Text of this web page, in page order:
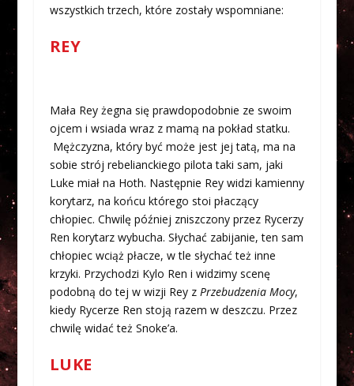
wszystkich trzech, które zostały wspomniane:
REY
Mała Rey żegna się prawdopodobnie ze swoim
ojcem i wsiada wraz z mamą na pokład statku.
Mężczyzna, który być może jest jej tatą, ma na
sobie strój rebelianckiego pilota taki sam, jaki
Luke miał na Hoth. Następnie Rey widzi kamienny
korytarz, na końcu którego stoi płaczący
chłopiec. Chwilę później zniszczony przez Rycerzy
Ren korytarz wybucha. Słychać zabijanie, ten sam
chłopiec wciąż płacze, w tle słychać też inne
krzyki. Przychodzi Kylo Ren i widzimy scenę
podobną do tej w wizji Rey z Przebudzenia Mocy,
kiedy Rycerze Ren stoją razem w deszczu. Przez
chwilę widać też Snoke’a.
LUKE